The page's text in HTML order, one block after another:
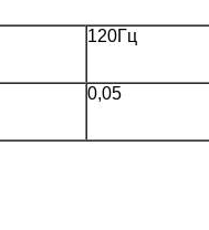
120Гц
0,05